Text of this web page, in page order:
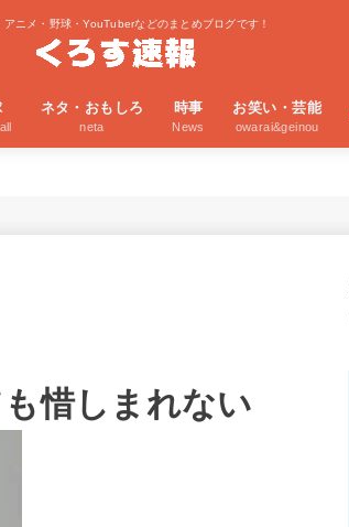
アニメ・野球・YouTuberなどのまとめブログです！
ネタ・おもしろ
neta
時事
News
お笑い・芸能
owarai&geinou
も惜しまれない